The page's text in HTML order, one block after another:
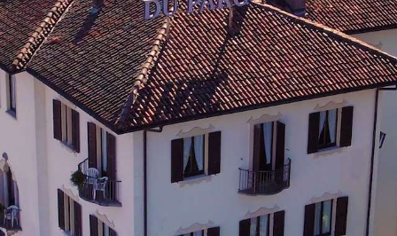
Agosto2026
DO LU MA ME GI
3 5 6
9 11 13
19 20